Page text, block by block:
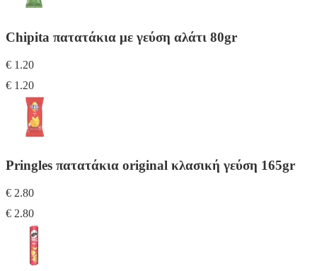
Chipita πατατάκια με γεύση αλάτι 80gr
€ 1.20
€ 1.20
Pringles πατατάκια original κλασική γεύση 165gr
€ 2.80
€ 2.80